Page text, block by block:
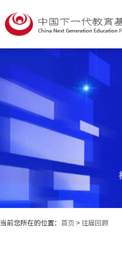
当前您所在的位置： 首页 > 往届回顾